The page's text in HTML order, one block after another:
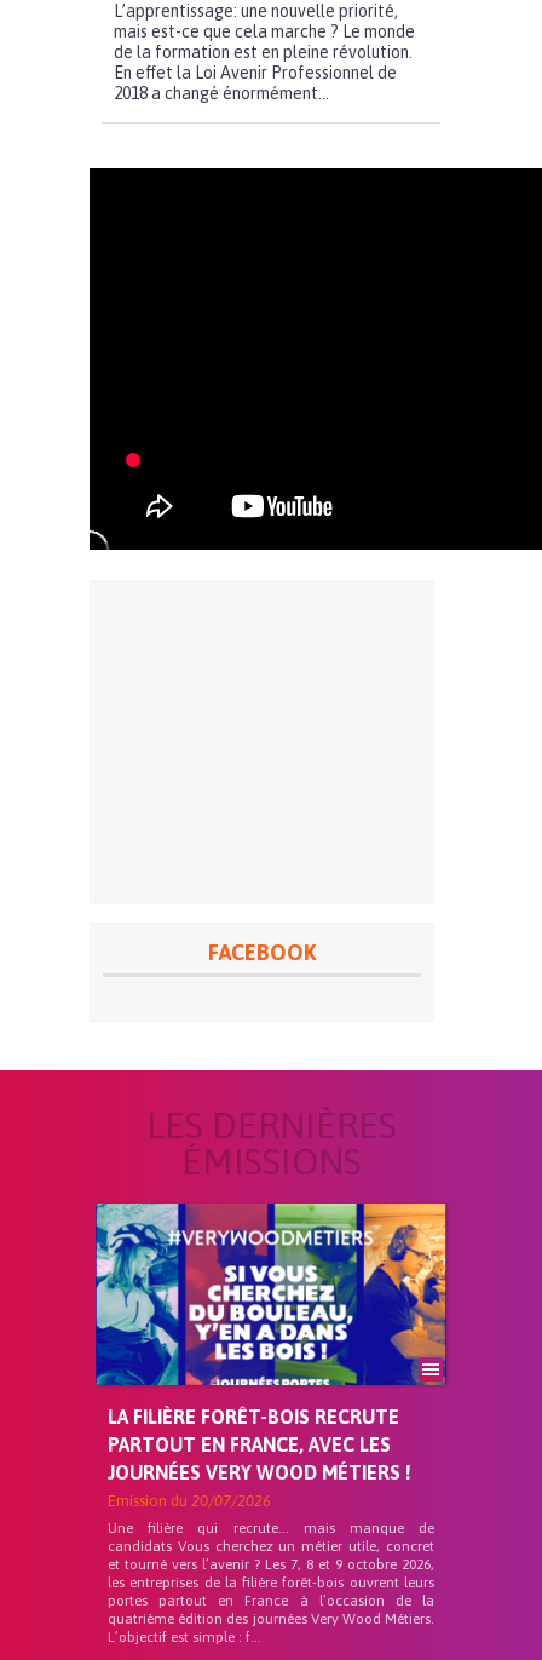
L’apprentissage: une nouvelle priorité,
mais est-ce que cela marche ? Le monde
de la formation est en pleine révolution.
En effet la Loi Avenir Professionnel de
2018 a changé énormément...
FACEBOOK
LES DERNIÈRES
ÉMISSIONS
LA FILIÈRE FORÊT-BOIS RECRUTE
PARTOUT EN FRANCE, AVEC LES
JOURNÉES VERY WOOD MÉTIERS !
Emission du 20/07/2026
Une filière qui recrute… mais manque de
candidats Vous cherchez un métier utile, concret
et tourné vers l’avenir ? Les 7, 8 et 9 octobre 2026,
les entreprises de la filière forêt-bois ouvrent leurs
portes partout en France à l’occasion de la
quatrième édition des journées Very Wood Métiers.
L’objectif est simple : f...